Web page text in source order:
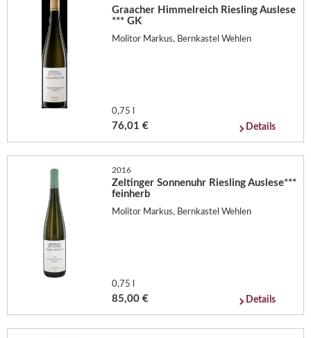
Graacher Himmelreich Riesling Auslese
*** GK
Molitor Markus, Bernkastel Wehlen
0,75 l
76,01 € Details
2016
Zeltinger Sonnenuhr Riesling Auslese***
feinherb
Molitor Markus, Bernkastel Wehlen
0,75 l
85,00 € Details